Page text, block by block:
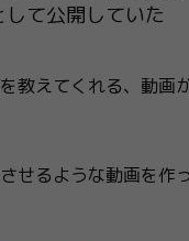
して公開していた
教えてくれる、動画
せるような動画を作